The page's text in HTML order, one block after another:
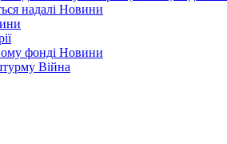
надалі Новини
фонді Новини
Війна